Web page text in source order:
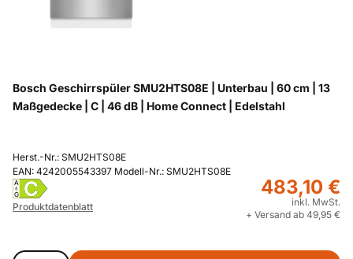
Bosch Geschirrspüler SMU2HTS08E | Unterbau | 60 cm | 13
Maßgedecke | C | 46 dB | Home Connect | Edelstahl
Herst.-Nr.: SMU2HTS08E
EAN: 4242005543397 Modell-Nr.: SMU2HTS08E
A
G
C
Produktdatenblatt
483,10 €
inkl. MwSt.
+ Versand ab 49,95 €